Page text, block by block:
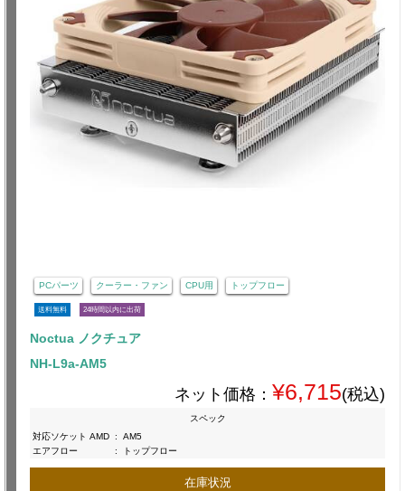
PCパーツ クーラー・ファン CPU用 トップフロー
送料無料 24時間以内に出荷
Noctua ノクチュア
NH-L9a-AM5
ネット価格： ¥6,715(税込)
スペック
対応ソケット AMD :
AM5
エアフロー
: トップフロー
在庫状況